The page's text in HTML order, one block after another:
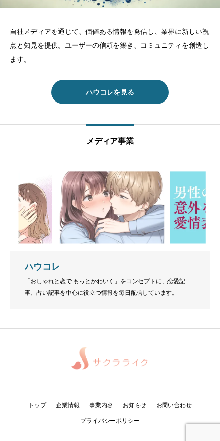
自社メディアを通じて、価値ある情報を発信し、業界に新しい視
点と知見を提供。ユーザーの信頼を築き、コミュニティを創造し
ます。
ハウコレを見る
メディア事業
ハウコレ
「おしゃれと恋で もっとかわいく」をコンセプトに、恋愛記
事、占い記事を中心に役立つ情報を毎日配信しています。
トップ 企業情報 事業内容 お知らせ お問い合わせ
プライバシーポリシー